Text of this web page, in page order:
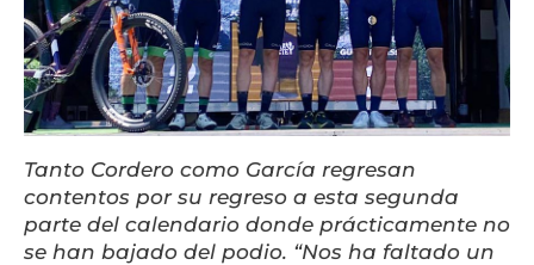
Tanto Cordero como García regresan
contentos por su regreso a esta segunda
parte del calendario donde prácticamente no
se han bajado del podio. “Nos ha faltado un